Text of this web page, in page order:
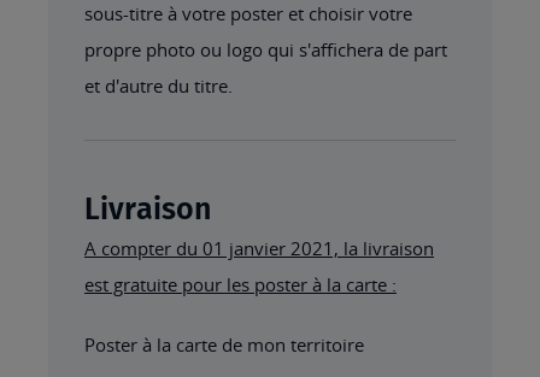
sous-titre à votre poster et choisir votre
propre photo ou logo qui s'affichera de part
et d'autre du titre.
Livraison
A compter du 01 janvier 2021, la livraison
est gratuite pour les poster à la carte :
Poster à la carte de mon territoire